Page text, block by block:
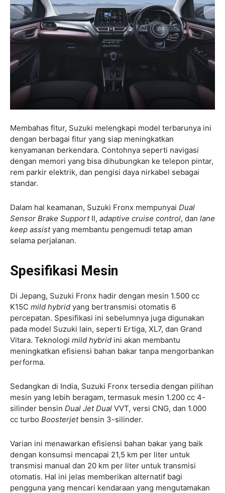
Membahas fitur, Suzuki melengkapi model terbarunya ini
dengan berbagai fitur yang siap meningkatkan
kenyamanan berkendara. Contohnya seperti navigasi
dengan memori yang bisa dihubungkan ke telepon pintar,
rem parkir elektrik, dan pengisi daya nirkabel sebagai
standar.
Dalam hal keamanan, Suzuki Fronx mempunyai Dual
Sensor Brake SupportII, adaptive cruise control, dan lane
keep assistyang membantu pengemudi tetap aman
selama perjalanan.
Spesifikasi Mesin
Di Jepang, Suzuki Fronx hadir dengan mesin 1.500 cc
K15C mild hybrid yang bertransmisi otomatis 6
percepatan. Spesifikasi ini sebelumnya juga digunakan
pada model Suzuki lain, seperti Ertiga, XL7, dan Grand
Vitara. Teknologi mild hybrid ini akan membantu
meningkatkan efisiensi bahan bakar tanpa mengorbankan
performa.
Sedangkan di India, Suzuki Fronx tersedia dengan pilihan
mesin yang lebih beragam, termasuk mesin 1.200 cc 4-
silinder bensin Dual Jet Dual VVT, versi CNG, dan 1.000
cc turbo Boosterjetbensin 3-silinder.
Varian ini menawarkan efisiensi bahan bakar yang baik
dengan konsumsi mencapai 21,5 km per liter untuk
transmisi manual dan 20 km per liter untuk transmisi
otomatis. Hal ini jelas memberikan alternatif bagi
pengguna yang mencari kendaraan yang mengutamakan